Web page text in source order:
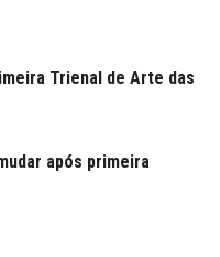
Trienal de Arte das
após primeira